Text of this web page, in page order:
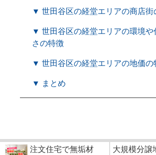
▼ 世田谷区の経堂エリアの商店街
▼ 世田谷区の経堂エリアの環境や
さの特徴
▼ 世田谷区の経堂エリアの地価の
▼ まとめ
注文住宅で無垢材
大規模分譲